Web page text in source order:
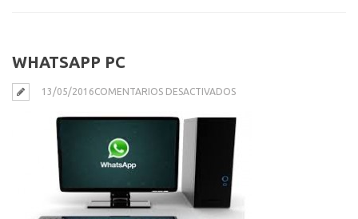
WHATSAPP PC
13/05/2016COMENTARIOS DESACTIVADOSEN
PC